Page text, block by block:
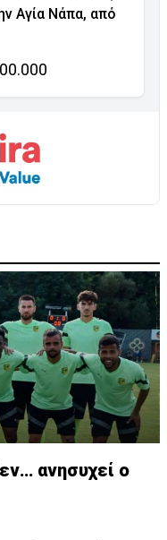
Αγία Νάπα, από
ανησυχεί ο